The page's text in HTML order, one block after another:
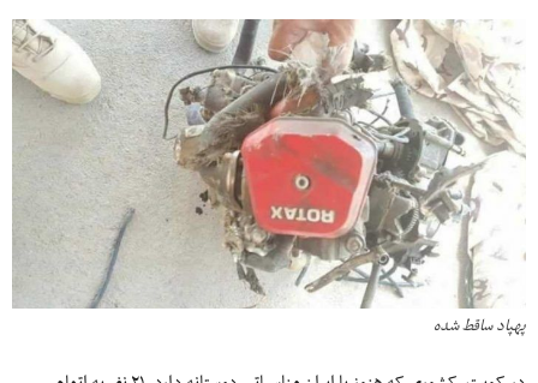
پهپاد ساقط شده